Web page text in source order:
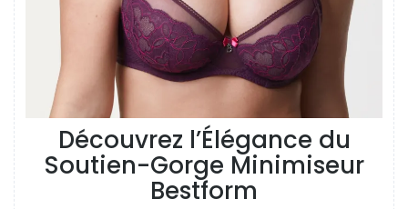
Découvrez l’Élégance du
Soutien-Gorge Minimiseur
Bestform